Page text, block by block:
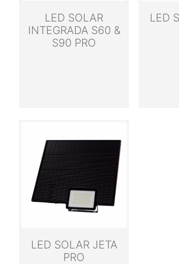
LED SOLAR
INTEGRADA S60 &
S90 PRO
LED
LED SOLAR JETA
PRO